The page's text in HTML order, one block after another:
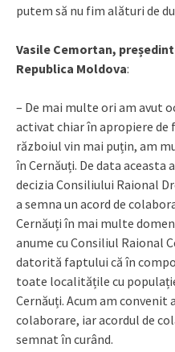
putem să nu fim alături de
Vasile Cemortan,
Republica Moldova:
– De mai multe ori am avut
activat chiar în apropiere de
războiul vin mai puțin, am
în Cernăuți. De data
decizia Consiliului Raional
a semna un acord de
Cernăuți în mai multe
anume cu Consiliul Raional
datorită faptului că în
toate localitățile cu
Cernăuți. Acum am
colaborare, iar acordul de
semnat în curând.